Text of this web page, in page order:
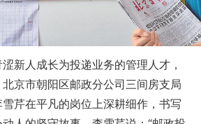
人成长为投递业务的管理人才，
京市朝阳区邮政分公司三间房支局
芹在平凡的岗位上深耕细作，书写